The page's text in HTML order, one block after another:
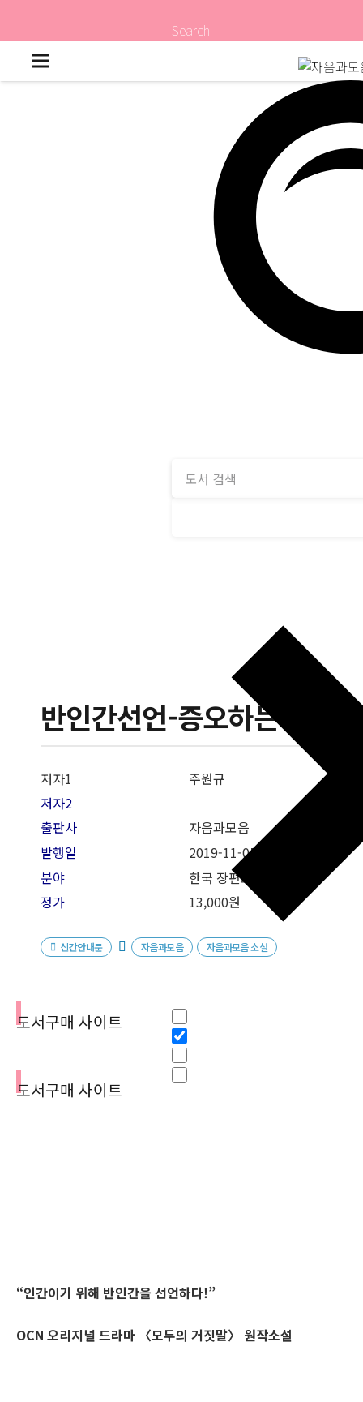
Search
반인간선언-증오하는 인간
저자1
주원규
저자2
출판사
자음과모음
발행일
2019-11-05
분야
한국 장편소설
정가
13,000원
신간안내문 자음과모음 자음과모음 소설
도서구매 사이트
도서구매 사이트
“인간이기 위해 반인간을 선언하다!”
OCN 오리지널 드라마 〈모두의 거짓말〉 원작소설